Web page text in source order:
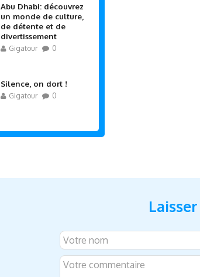
Abu Dhabi: découvrez
un monde de culture,
de détente et de
divertissement
Gigatour 0
Silence, on dort !
Gigatour 0